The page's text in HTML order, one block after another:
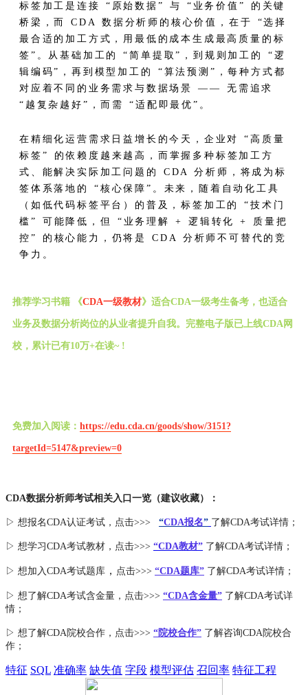
标签加工是连接 “原始数据” 与 “业务价值” 的关键
桥梁，而 CDA 数据分析师的核心价值，在于 “选择
最合适的加工方式，用最低的成本生成最高质量的标
签”。从基础加工的 “简单提取”，到规则加工的 “逻
辑编码”，再到模型加工的 “算法预测”，每种方式都
对应着不同的业务需求与数据场景 —— 无需追求
“越复杂越好”，而需 “适配即最优”。
在精细化运营需求日益增长的今天，企业对 “高质量
标签” 的依赖度越来越高，而掌握多种标签加工方
式、能解决实际加工问题的 CDA 分析师，将成为标
签体系落地的 “核心保障”。未来，随着自动化工具
（如低代码标签平台）的普及，标签加工的 “技术门
槛” 可能降低，但 “业务理解 + 逻辑转化 + 质量把
控” 的核心能力，仍将是 CDA 分析师不可替代的竞
争力。
推荐学习书籍 《CDA一级教材》适合CDA一级考生备考，也适合
业务及数据分析岗位的从业者提升自我。完整电子版已上线CDA网
校，累计已有10万+在读~ !
免费加入阅读： https://edu.cda.cn/goods/show/3151?
targetId=5147&preview=0
CDA数据分析师考试相关入口一览（建议收藏）：
▷ 想报名CDA认证考试，点击>>> “CDA报名” 了解CDA考试详情；
▷ 想学习CDA考试教材，点击>>> “CDA教材” 了解CDA考试详情；
▷ 想加入CDA考试题库 ， 点击>>> “CDA题库” 了解CDA考试详情；
▷ 想了解CDA考试含金量 ，点击>>> “CDA含金量” 了解CDA考试详
情；
▷ 想了解CDA院校合作 ，点击>>> “院校合作” 了解咨询CDA院校合
作；
特征 SQL 准确率 缺失值 字段 模型评估 召回率 特征工程